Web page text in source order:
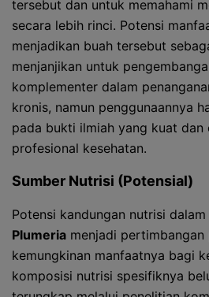
tersebut dan untuk memahami
secara lebih rinci. Potensi
menjadikan buah tersebut
menjanjikan untuk
komplementer dalam
kronis, namun penggunaannya
pada bukti ilmiah yang kuat dan
profesional kesehatan.
Sumber Nutrisi (Potensial)
Potensi kandungan nutrisi
Plumeria menjadi
kemungkinan manfaatnya bagi
komposisi nutrisi spesifiknya